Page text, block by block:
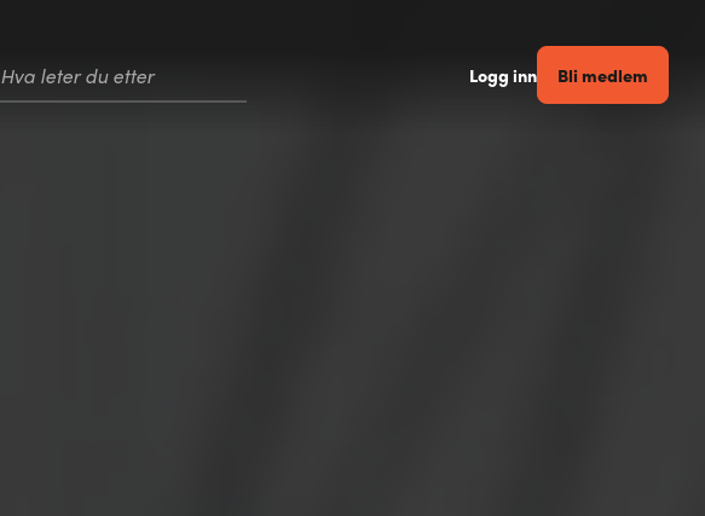
Hva leter du etter Logg inn Bli medlem